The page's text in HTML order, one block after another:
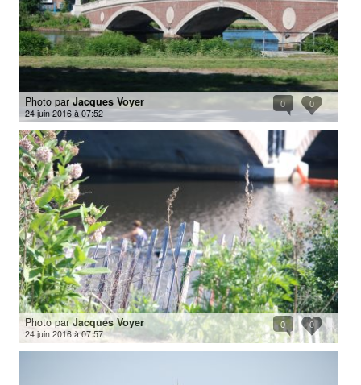
0
0
Photo par Jacques Voyer
24 juin 2016 à 07:52
0
0
Photo parJacques Voyer
24 juin 2016 à 07:57